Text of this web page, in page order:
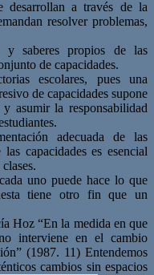
desarrollan a través de la
resolver problemas,
y saberes propios de las
de capacidades.
escolares, pues una
de capacidades supone
asumir la responsabilidad
adecuada de las
capacidades es esencial
uno puede hace lo que
tiene otro fin que un
Hoz “En la medida en que
interviene en el cambio
(1987. 11) Entendemos
cambios sin espacios